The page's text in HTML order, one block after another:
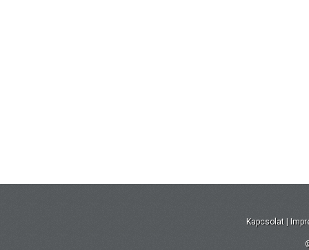
Kapcsolat |